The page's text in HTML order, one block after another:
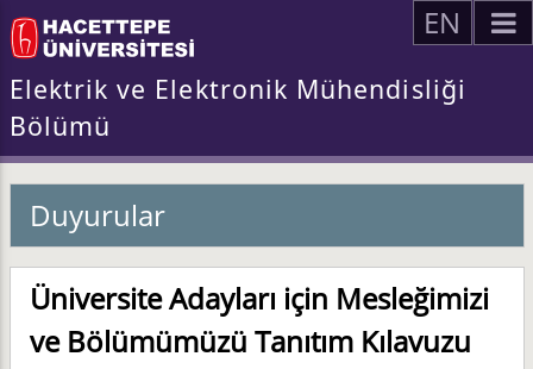
EN
Elektrik ve Elektronik Mühendisliği
Bölümü
Duyurular
Üniversite Adayları için Mesleğimizi
ve Bölümümüzü Tanıtım Kılavuzu